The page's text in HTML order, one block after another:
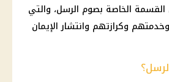
الخاصة بصوم الرسل، والتي
وكرازتهم وانتشار الإيمان